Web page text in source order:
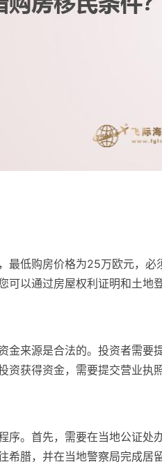
最低购房价格为25万欧元，必
以通过房屋权利证明和土地
金来源是合法的。投资者需要
资获得资金，需要提交营业执
序。首先，需要在当地公证处
腊，并在当地警察局完成居